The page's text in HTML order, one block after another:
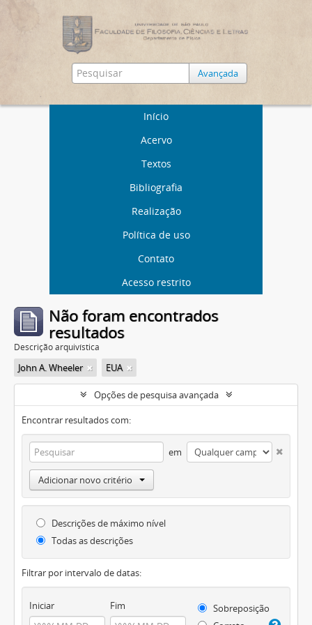
Avançada
Início
Acervo
Textos
Bibliografia
Realização
Política de uso
Contato
Acesso restrito
Não foram encontrados
resultados
Descrição arquivística
John A. Wheeler EUA
Opções de pesquisa avançada
Encontrar resultados com:
em
Adicionar novo critério
Descrições de máximo nível
Todas as descrições
Filtrar por intervalo de datas:
Iniciar Fim
Sobreposição